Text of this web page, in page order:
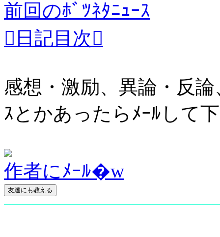
前回のﾎﾞﾂﾈﾀﾆｭｰｽ
日記目次
感想・激励、異論・反
ｽとかあったらﾒｰﾙして
作者にﾒｰﾙ�w